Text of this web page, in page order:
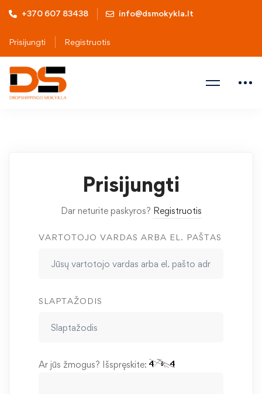
+370 607 83438 info@dsmokykla.lt
Prisijungti Registruotis
Prisijungti
Dar neturite paskyros? Registruotis
VARTOTOJO VARDAS ARBA EL. PAŠTAS
SLAPTAŽODIS
Ar jūs žmogus? Išspręskite: